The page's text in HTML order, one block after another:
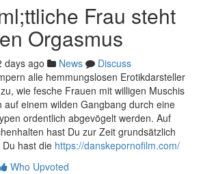
Frau steht
Orgasmus
days ago News
Discuss
alle hemmungslosen Erotikdarsteller
wie fesche Frauen mit willigen Muschis
auf einem wilden Gangbang durch eine
ordentlich abgevögelt werden. Auf
hast Du zur Zeit grundsätzlich
hast die https://danskepornofilm.com/
Who Upvoted